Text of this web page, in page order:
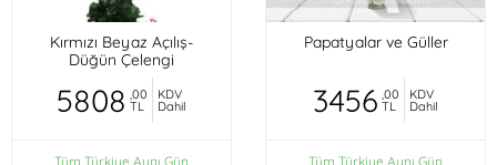
Kırmızı Beyaz Açılış-
Düğün Çelengi
5808 ,00
TL
KDV
Dahil
Tüm Türkiye Aynı Gün
Papatyalar ve Güller
3456 ,00
TL
KDV
Dahil
Tüm Türkiye Aynı Gün